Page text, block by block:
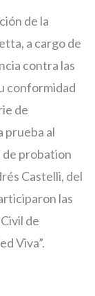
de la
a cargo de
contra las
conformidad
de
prueba al
de probation
Castelli, del
las
de
Viva”.